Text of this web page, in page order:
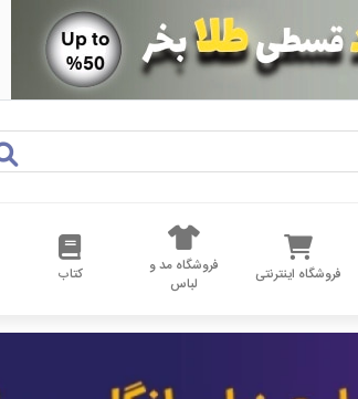
فروشگاه اینترنتی
فروشگاه مد و
لباس
کتاب